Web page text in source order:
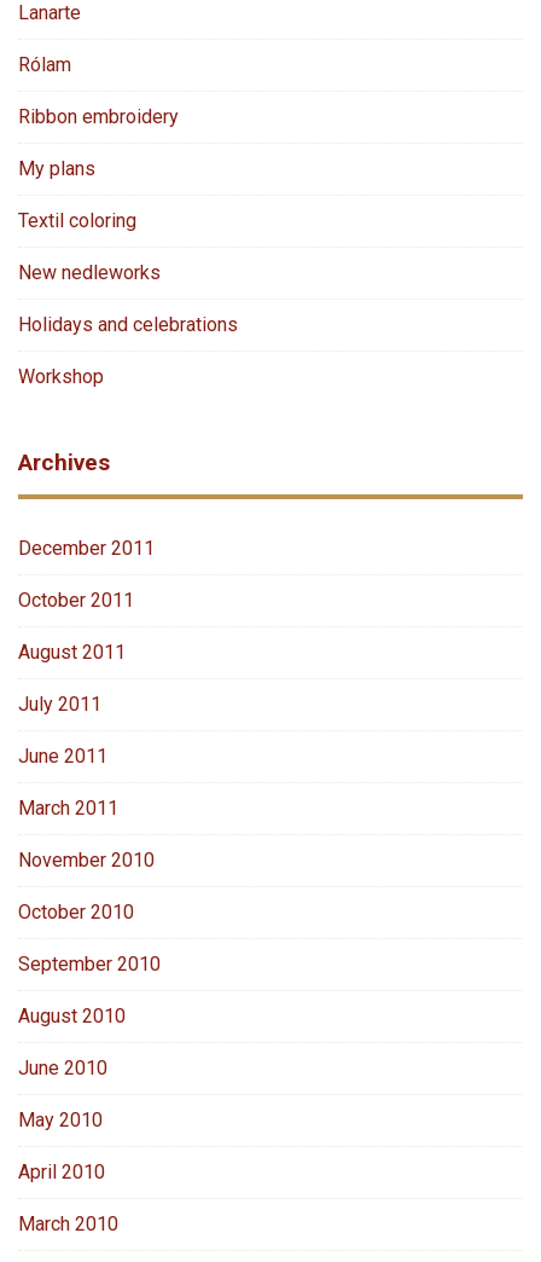
Lanarte
Rólam
Ribbon embroidery
My plans
Textil coloring
New nedleworks
Holidays and celebrations
Workshop
Archives
December 2011
October 2011
August 2011
July 2011
June 2011
March 2011
November 2010
October 2010
September 2010
August 2010
June 2010
May 2010
April 2010
March 2010